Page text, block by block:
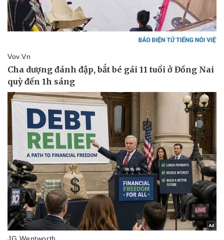
Doanh nhân
Vì cộng đồng
Chuyển đổi số